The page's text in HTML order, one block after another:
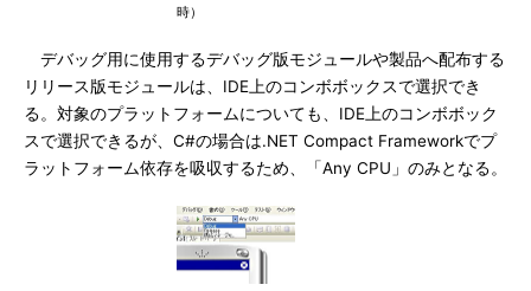
時）
デバッグ用に使用するデバッグ版モジュールや製品へ配布する
リリース版モジュールは、IDE上のコンボボックスで選択でき
る。対象のプラットフォームについても、IDE上のコンボボック
スで選択できるが、C#の場合は.NET Compact Frameworkでプ
ラットフォーム依存を吸収するため、「Any CPU」のみとなる。